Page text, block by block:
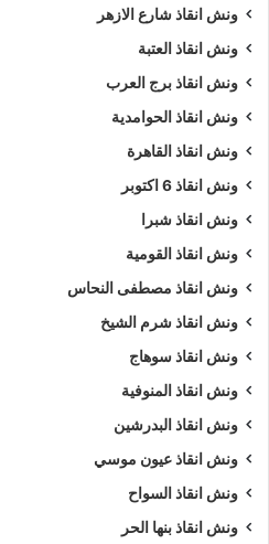
ونش انقاذ شارع الازهر
ونش انقاذ العتبة
ونش انقاذ برج العرب
ونش انقاذ الحوامدية
ونش انقاذ القاهرة
ونش انقاذ 6 اكتوبر
ونش انقاذ شبرا
ونش انقاذ القومية
ونش انقاذ مصطفى النحاس
ونش انقاذ شرم الشيخ
ونش انقاذ سوهاج
ونش انقاذ المنوفية
ونش انقاذ البدرشين
ونش انقاذ عيون موسي
ونش انقاذ السواح
ونش انقاذ بنها الحر